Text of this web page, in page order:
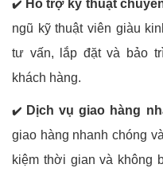
✔️ Hỗ trợ kỹ thuật
ngũ kỹ thuật viên giàu
tư vấn, lắp đặt và bảo
khách hàng.
✔️ Dịch vụ giao hàng
giao hàng nhanh chóng
kiệm thời gian và không